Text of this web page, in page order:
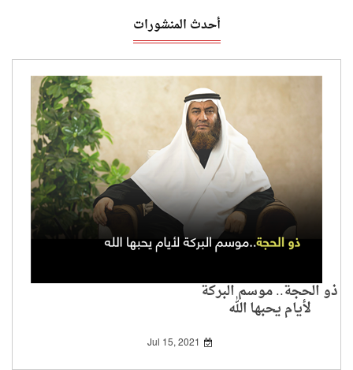
أحدث المنشورات
ذو الحجة.. موسم البركة
لأيام يحبها الله
Jul 15, 2021